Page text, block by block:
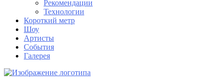
Рекомендации
Технологии
Короткий метр
Шоу
Артисты
События
Галерея